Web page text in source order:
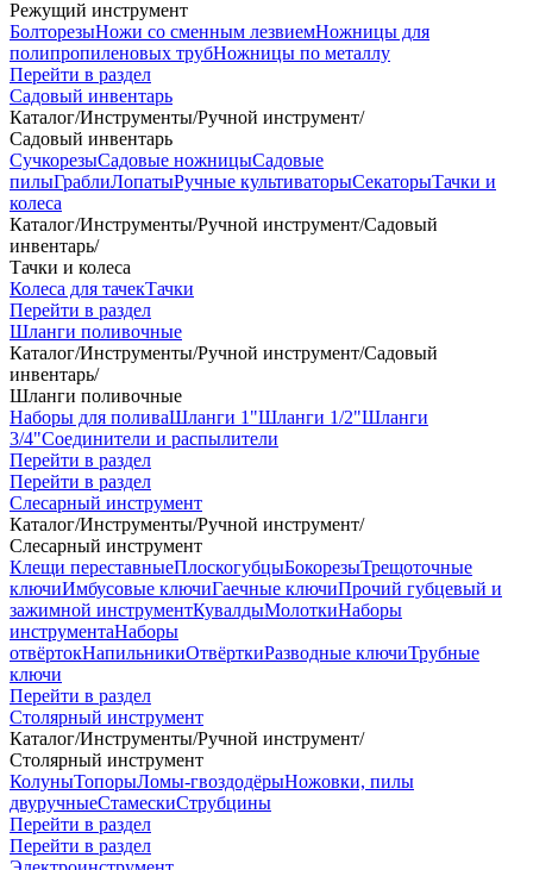
Режущий инструмент
БолторезыНожи со сменным лезвиемНожницы для
полипропиленовых трубНожницы по металлу
Перейти в раздел
Садовый инвентарь
Каталог/Инструменты/Ручной инструмент/
Садовый инвентарь
СучкорезыСадовые ножницыСадовые
пилыГраблиЛопатыРучные культиваторыСекаторыТачки и
колеса
Каталог/Инструменты/Ручной инструмент/Садовый
инвентарь/
Тачки и колеса
Колеса для тачекТачки
Перейти в раздел
Шланги поливочные
Каталог/Инструменты/Ручной инструмент/Садовый
инвентарь/
Шланги поливочные
Наборы для поливаШланги 1"Шланги 1/2"Шланги
3/4"Соединители и распылители
Перейти в раздел
Перейти в раздел
Слесарный инструмент
Каталог/Инструменты/Ручной инструмент/
Слесарный инструмент
Клещи переставныеПлоскогубцыБокорезыТрещоточные
ключиИмбусовые ключиГаечные ключиПрочий губцевый и
зажимной инструментКувалдыМолоткиНаборы
инструментаНаборы
отвёртокНапильникиОтвёрткиРазводные ключиТрубные
ключи
Перейти в раздел
Столярный инструмент
Каталог/Инструменты/Ручной инструмент/
Столярный инструмент
КолуныТопорыЛомы-гвоздодёрыНожовки, пилы
двуручныеСтамескиСтрубцины
Перейти в раздел
Перейти в раздел